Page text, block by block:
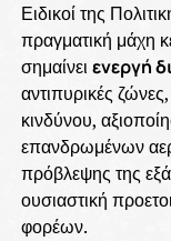
Ειδικοί της
πραγματική μάχη
σημαίνει ενεργή
αντιπυρικές
κινδύνου,
επανδρωμένων
πρόβλεψης της
ουσιαστική
φορέων.